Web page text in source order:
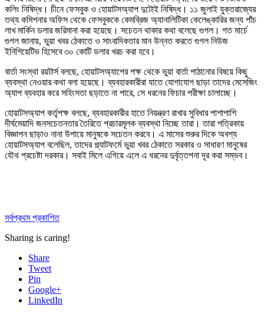
কলিং নিষিদ্ধ। চীনে ফেসবুক ও হোয়াটসঅ্যাপ দুটোই নিষিদ্ধ। ১১ জুলাই যুক্তরাজ্যের
তথ্য কমিশনার অফিস থেকে ফেসবুককে কেমব্রিজ অ্যানালিটিকা কেলেঙ্কারির জন্য পাঁচ
লাখ মার্কিন ডলার জরিমানা করা হয়েছে। সচেতন থাকার কথা বলেছে গুগল। গত মার্চে
গুগল জানায়, ভুয়া খবর ঠেকাতে ও সাংবাদিকতার মান উন্নত করতে গুগল নিউজ
ইনিশিয়েটিভ হিসেবে ৩০ কোটি ডলার খরচ করা হবে।
বার্তা সংস্থা রয়টার্স বলছে, হোয়াটসঅ্যাপের পক্ষ থেকে ভুয়া বার্তা পাঠানোর বিষয়ে কিছু
ব্যবস্থা নেওয়ার কথা বলা হয়েছে। ব্যবহারকারীরা যাতে যোগাযোগ ছাড়া তাদের মেসেজিং
অ্যাপ ব্যবহার করে সহিংসতা ছড়াতে না পারে, সে ধরনের ফিচার পরীক্ষা চালাচ্ছে।
হোয়াটসঅ্যাপ কর্তৃপক্ষ বলছে, ব্যবহারকারীর হাতে নিয়ন্ত্রণ রাখার সুবিধার পাশাপাশি
দীর্ঘমেয়াদি জনসচেতনতার তৈরিতে প্রচারমূলক ব্যবস্থা নিচ্ছে তারা। তারা পত্রিকায়
বিজ্ঞাপন ছাড়াও নানা উপায়ে মানুষকে সচেতন করবে। এ মাসের শুরুর দিকে অবশ্য
হোয়াটসঅ্যাপ বলেছিল, তাদের প্ল্যাটফর্মে ভুয়া খবর ঠেকাতে সরকার ও সাধারণ মানুষের
যৌথ প্রচেষ্টা দরকার। সবাই মিলে এগিয়ে এলে এ ধরনের দুর্বৃত্তপনা দূর করা সম্ভব।
সর্বপ্রথম প্রকাশিত
Sharing is caring!
Share
Tweet
Pin
Google+
LinkedIn